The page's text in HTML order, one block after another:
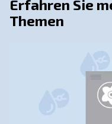
konsistenten und
und Systeme
Denken Sie daran,
nur die Leistung
Ausrüstung
bei der Auswahl des
Sie uns noch heute